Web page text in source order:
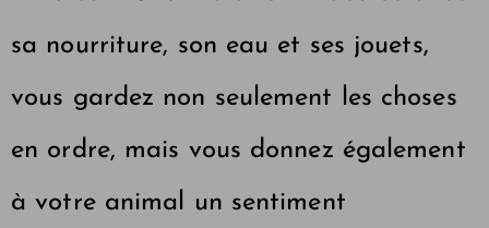
sa nourriture, son eau et ses jouets,
vous gardez non seulement les choses
en ordre, mais vous donnez également
à votre animal un sentiment